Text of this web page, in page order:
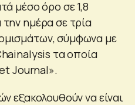
μέσο όρο σε 1,8
ημέρα σε τρία
σύμφωνα με
τα οποία
Journal».
εξακολουθούν να είναι